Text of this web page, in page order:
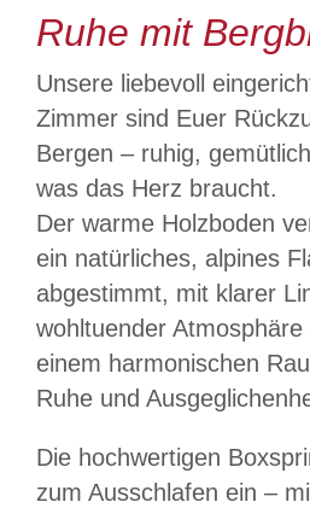
Ruhe mit
Unsere liebevoll
Zimmer sind Euer
Bergen – ruhig,
was das Herz braucht.
Der warme Holzboden
ein natürliches, alpines
abgestimmt, mit klarer
wohltuender
einem harmonischen
Ruhe und
Die hochwertigen
zum Ausschlafen ein –